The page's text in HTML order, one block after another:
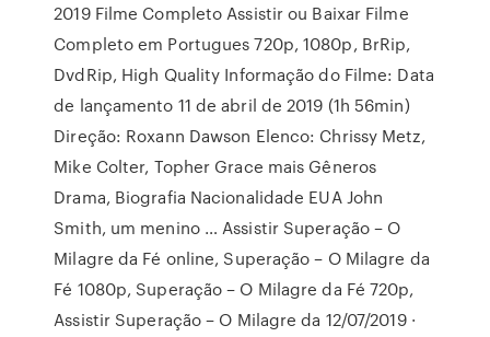
2019 Filme Completo Assistir ou Baixar Filme
Completo em Portugues 720p, 1080p, BrRip,
DvdRip, High Quality Informação do Filme: Data
de lançamento 11 de abril de 2019 (1h 56min)
Direção: Roxann Dawson Elenco: Chrissy Metz,
Mike Colter, Topher Grace mais Gêneros
Drama, Biografia Nacionalidade EUA John
Smith, um menino … Assistir Superação – O
Milagre da Fé online, Superação – O Milagre da
Fé 1080p, Superação – O Milagre da Fé 720p,
Assistir Superação – O Milagre da 12/07/2019 ·